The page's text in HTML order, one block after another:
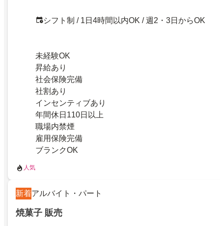
シフト制 / 1日4時間以内OK / 週2・3日からOK
未経験OK
昇給あり
社会保険完備
社割あり
インセンティブあり
年間休日110日以上
職場内禁煙
雇用保険完備
ブランクOK
人気
新着アルバイト・パート
焼菓子 販売